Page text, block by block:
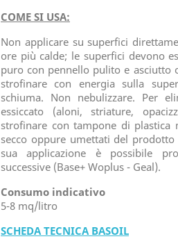
COME SI USA:
Non applicare su superfici
ore più calde; le superfici devono
puro con pennello pulito e asciutto
strofinare con energia sulla
schiuma. Non nebulizzare. Per
essiccato (aloni, striature,
strofinare con tampone di
secco oppure umettati del
sua applicazione è possibile
successive (Base+ Woplus - Geal).
Consumo indicativo
5-8 mq/litro
SCHEDA TECNICA BASOIL